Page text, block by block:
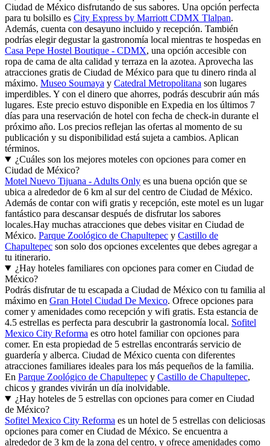
Ciudad de México disfrutando de sus sabores. Una opción perfecta
para tu bolsillo es City Express by Marriott CDMX Tlalpan.
Además, cuenta con desayuno incluido y recepción. También
podrías elegir degustar la gastronomía local mientras te hospedas en
Casa Pepe Hostel Boutique - CDMX, una opción accesible con
ropa de cama de alta calidad y terraza en la azotea. Aprovecha las
atracciones gratis de Ciudad de México para que tu dinero rinda al
máximo. Museo Soumaya y Catedral Metropolitana son lugares
imperdibles. Y con el dinero que ahorres, podrás descubrir aún más
lugares. Este precio estuvo disponible en Expedia en los últimos 7
días para una reservación de hotel con fecha de check-in durante el
próximo año. Los precios reflejan las ofertas al momento de su
publicación y su disponibilidad está sujeta a cambios. Aplican
términos.
¿Cuáles son los mejores moteles con opciones para comer en
Ciudad de México?
Motel Nuevo Tijuana - Adults Only es una buena opción que se
ubica a alrededor de 6 km al sur del centro de Ciudad de México.
Además de contar con wifi gratis y recepción, este motel es un lugar
fantástico para descansar después de disfrutar los sabores
locales.Hay muchas atracciones que debes visitar en Ciudad de
México. Parque Zoológico de Chapultepec y Castillo de
Chapultepec son solo dos opciones excelentes que debes agregar a
tu itinerario.
¿Hay hoteles familiares con opciones para comer en Ciudad de
México?
Podrás disfrutar de tu escapada a Ciudad de México con tu familia al
máximo en Gran Hotel Ciudad De Mexico. Ofrece opciones para
comer y amenidades como recepción y wifi gratis. Esta estancia de
4.5 estrellas es perfecta para descubrir la gastronomía local. Sofitel
Mexico City Reforma es otro hotel familiar con opciones para
comer. En esta propiedad de 5 estrellas encontrarás servicio de
guardería y alberca. Ciudad de México cuenta con diferentes
atracciones familiares ideales para los más pequeños de la familia.
En Parque Zoológico de Chapultepec y Castillo de Chapultepec,
chicos y grandes vivirán un día inolvidable.
¿Hay hoteles de 5 estrellas con opciones para comer en Ciudad
de México?
Sofitel Mexico City Reforma es un hotel de 5 estrellas con deliciosas
opciones para comer en Ciudad de México. Se encuentra a
alrededor de 3 km de la zona del centro, y ofrece amenidades como